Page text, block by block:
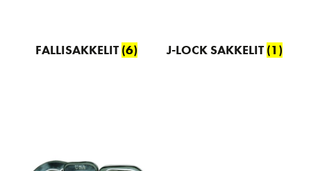
FALLISAKKELIT(6) J-LOCK SAKKELIT(1)